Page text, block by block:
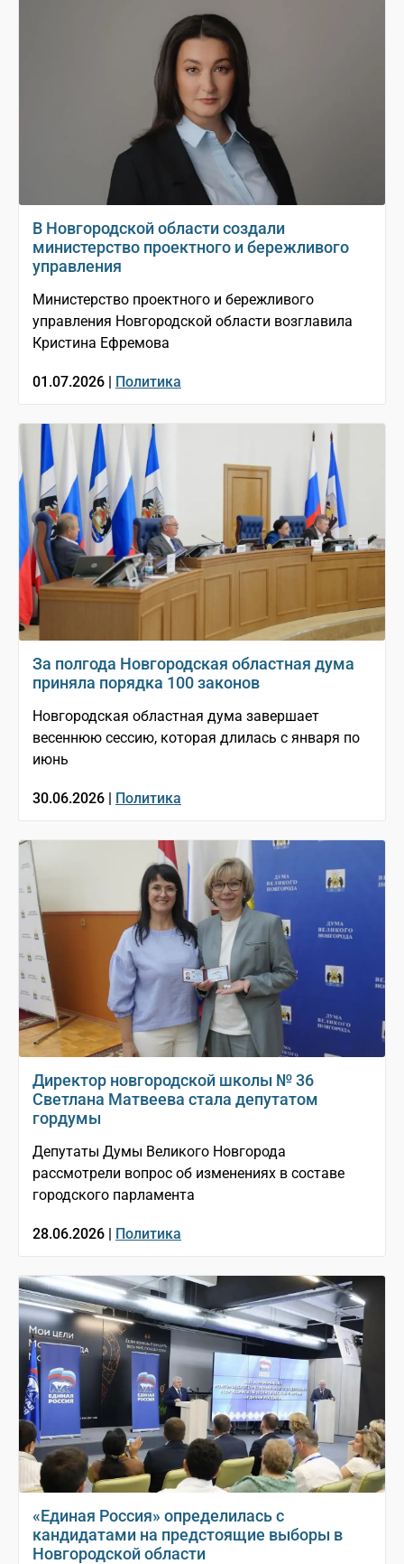
В Новгородской области создали
министерство проектного и бережливого
управления
Министерство проектного и бережливого
управления Новгородской области возглавила
Кристина Ефремова
01.07.2026 | Политика
За полгода Новгородская областная дума
приняла порядка 100 законов
Новгородская областная дума завершает
весеннюю сессию, которая длилась с января по
июнь
30.06.2026 | Политика
Директор новгородской школы № 36
Светлана Матвеева стала депутатом
гордумы
Депутаты Думы Великого Новгорода
рассмотрели вопрос об изменениях в составе
городского парламента
28.06.2026 | Политика
«Единая Россия» определилась с
кандидатами на предстоящие выборы в
Новгородской области